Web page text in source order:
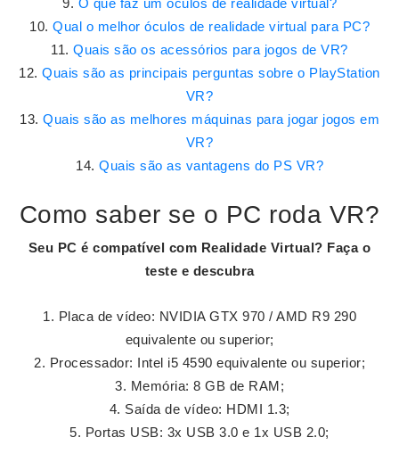
O que faz um óculos de realidade virtual?
Qual o melhor óculos de realidade virtual para PC?
Quais são os acessórios para jogos de VR?
Quais são as principais perguntas sobre o PlayStation
VR?
Quais são as melhores máquinas para jogar jogos em
VR?
Quais são as vantagens do PS VR?
Como saber se o PC roda VR?
Seu PC é compatível com Realidade Virtual? Faça o
teste e descubra
Placa de vídeo: NVIDIA GTX 970 / AMD R9 290
equivalente ou superior;
Processador: Intel i5 4590 equivalente ou superior;
Memória: 8 GB de RAM;
Saída de vídeo: HDMI 1.3;
Portas USB: 3x USB 3.0 e 1x USB 2.0;